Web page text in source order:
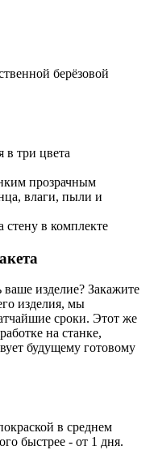
берёзовой
в три цвета
прозрачным
влаги, пыли и
стену в комплекте
ваше изделие? Закажите
изделия, мы
сроки. Этот же
на станке,
будущему готовому
в среднем
быстрее - от 1 дня.